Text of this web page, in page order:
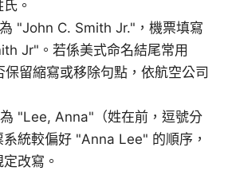
。
"John C. Smith Jr."，機票填寫
Jr"。若係美式命名結尾常用
留縮寫或移除句點，依航空公司
"Lee, Anna"（姓在前，逗號分
系統較偏好 "Anna Lee" 的順序，
改寫。